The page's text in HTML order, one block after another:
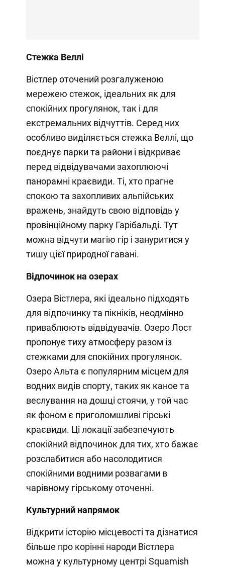
Стежка Веллі
Вістлер оточений розгалуженою
мережею стежок, ідеальних як для
спокійних прогулянок, так і для
екстремальних відчуттів. Серед них
особливо виділяється стежка Веллі, що
поєднує парки та райони і відкриває
перед відвідувачами захоплюючі
панорамні краєвиди. Ті, хто прагне
спокою та захопливих альпійських
вражень, знайдуть свою відповідь у
провінційному парку Гарібальді. Тут
можна відчути магію гір і зануритися у
тишу цієї природної гавані.
Відпочинок на озерах
Озера Вістлера, які ідеально підходять
для відпочинку та пікніків, неодмінно
приваблюють відвідувачів. Озеро Лост
пропонує тиху атмосферу разом із
стежками для спокійних прогулянок.
Озеро Альта є популярним місцем для
водних видів спорту, таких як каное та
веслування на дошці стоячи, у той час
як фоном є приголомшливі гірські
краєвиди. Ці локації забезпечують
спокійний відпочинок для тих, хто бажає
розслабитися або насолодитися
спокійними водними розвагами в
чарівному гірському оточенні.
Культурний напрямок
Відкрити історію місцевості та дізнатися
більше про корінні народи Вістлера
можна у культурному центрі Squamish